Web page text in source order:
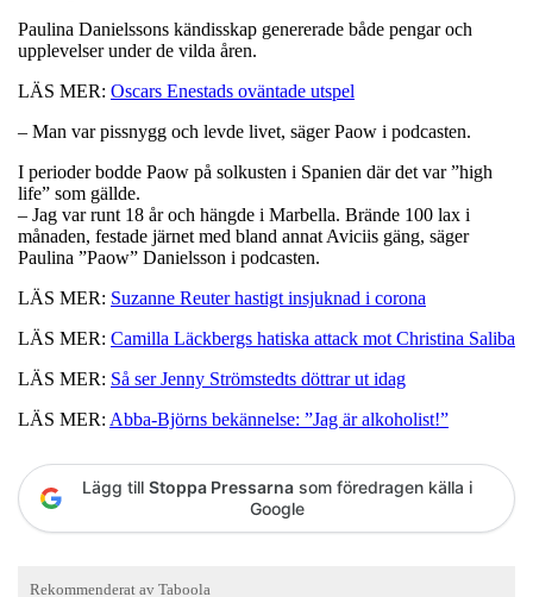
Paulina Danielssons kändisskap genererade både pengar och
upplevelser under de vilda åren.
LÄS MER: Oscars Enestads oväntade utspel
– Man var pissnygg och levde livet, säger Paow i podcasten.
I perioder bodde Paow på solkusten i Spanien där det var ”high
life” som gällde.
– Jag var runt 18 år och hängde i Marbella. Brände 100 lax i
månaden, festade järnet med bland annat Aviciis gäng, säger
Paulina ”Paow” Danielsson i podcasten.
LÄS MER: Suzanne Reuter hastigt insjuknad i corona
LÄS MER: Camilla Läckbergs hatiska attack mot Christina Saliba
LÄS MER: Så ser Jenny Strömstedts döttrar ut idag
LÄS MER: Abba-Björns bekännelse: ”Jag är alkoholist!”
Lägg till Stoppa Pressarna som föredragen källa i
Google